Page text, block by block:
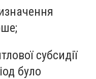
субсидії
було